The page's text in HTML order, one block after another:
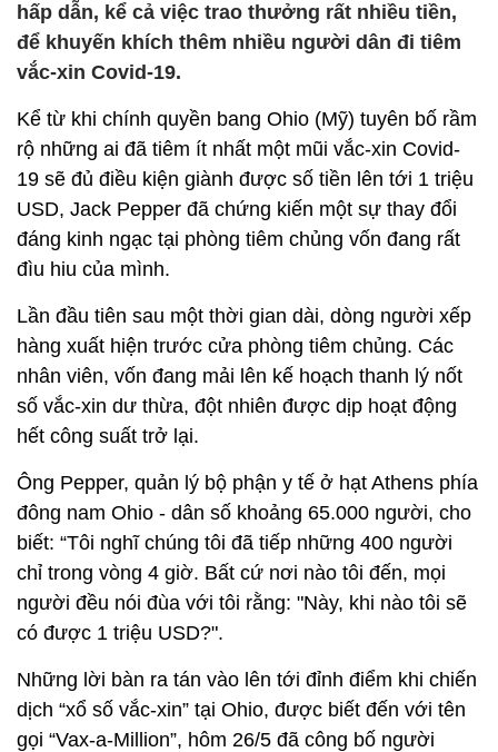
hấp dẫn, kể cả việc trao thưởng rất nhiều tiền,
để khuyến khích thêm nhiều người dân đi tiêm
vắc-xin Covid-19.
Kể từ khi chính quyền bang Ohio (Mỹ) tuyên bố rầm
rộ những ai đã tiêm ít nhất một mũi vắc-xin Covid-
19 sẽ đủ điều kiện giành được số tiền lên tới 1 triệu
USD, Jack Pepper đã chứng kiến ​​một sự thay đổi
đáng kinh ngạc tại phòng tiêm chủng vốn đang rất
đìu hiu của mình.
Lần đầu tiên sau một thời gian dài, dòng người xếp
hàng xuất hiện trước cửa phòng tiêm chủng. Các
nhân viên, vốn đang mải lên kế hoạch thanh lý nốt
số vắc-xin dư thừa, đột nhiên được dịp hoạt động
hết công suất trở lại.
Ông Pepper, quản lý bộ phận y tế ở hạt Athens phía
đông nam Ohio - dân số khoảng 65.000 người, cho
biết: “Tôi nghĩ chúng tôi đã tiếp những 400 người
chỉ trong vòng 4 giờ. Bất cứ nơi nào tôi đến, mọi
người đều nói đùa với tôi rằng: "Này, khi nào tôi sẽ
có được 1 triệu USD?".
Những lời bàn ra tán vào lên tới đỉnh điểm khi chiến
dịch “xổ số vắc-xin” tại Ohio, được biết đến với tên
gọi “Vax-a-Million”, hôm 26/5 đã công bố người